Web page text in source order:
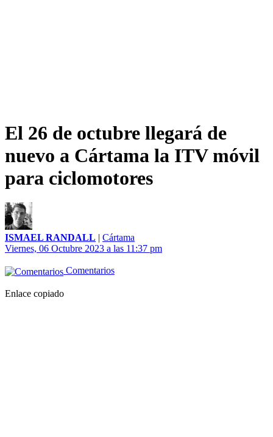
El 26 de octubre llegará de
nuevo a Cártama la ITV móvil
para ciclomotores
ISMAEL RANDALL | Cártama
Viernes, 06 Octubre 2023 a las 11:37 pm
Comentarios
Enlace copiado